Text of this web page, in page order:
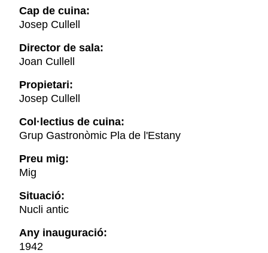
Cap de cuina:
Josep Cullell
Director de sala:
Joan Cullell
Propietari:
Josep Cullell
Col·lectius de cuina:
Grup Gastronòmic Pla de l'Estany
Preu mig:
Mig
Situació:
Nucli antic
Any inauguració:
1942